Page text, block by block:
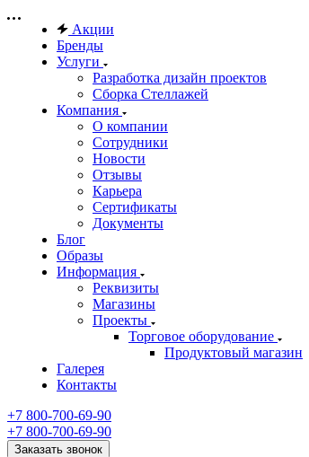
Акции
Бренды
Услуги
Разработка дизайн проектов
Сборка Стеллажей
Компания
О компании
Сотрудники
Новости
Отзывы
Карьера
Сертификаты
Документы
Блог
Образы
Информация
Реквизиты
Магазины
Проекты
Торговое оборудование
Продуктовый магазин
Галерея
Контакты
+7 800-700-69-90
+7 800-700-69-90
Заказать звонок